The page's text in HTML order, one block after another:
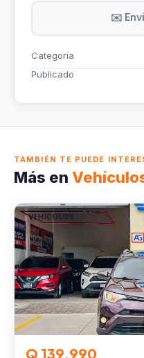
✉️
Categoría
Publicado
TAMBIÉN TE PUEDE
Más en
VEHÍCULOS
Q 139,990